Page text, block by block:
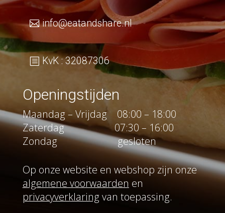
info@eatandshare.nl
KvK : 32087306
Openingstijden
Maandag – Vrijdag 08:00 – 18:00
Zaterdag 07:30 – 16:00
Zondag gesloten
Op onze website en webshop zijn onze
algemene voorwaarden en
privacyverklaringvan toepassing.